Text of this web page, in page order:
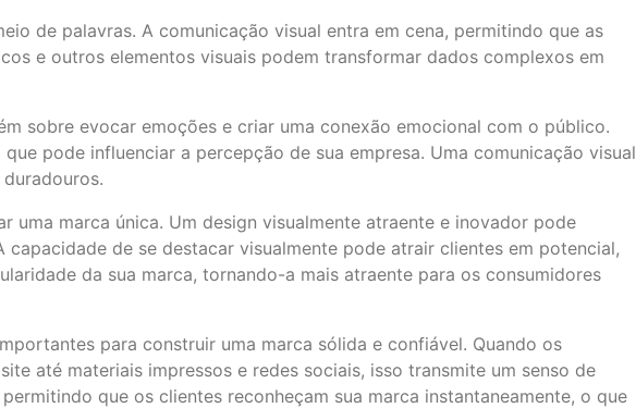
de palavras. A comunicação visual entra em cena, permitindo que as
e outros elementos visuais podem transformar dados complexos em
sobre evocar emoções e criar uma conexão emocional com o público.
pode influenciar a percepção de sua empresa. Uma comunicação visual
uma marca única. Um design visualmente atraente e inovador pode
de se destacar visualmente pode atrair clientes em potencial,
da sua marca, tornando-a mais atraente para os consumidores
para construir uma marca sólida e confiável. Quando os
até materiais impressos e redes sociais, isso transmite um senso de
que os clientes reconheçam sua marca instantaneamente, o que